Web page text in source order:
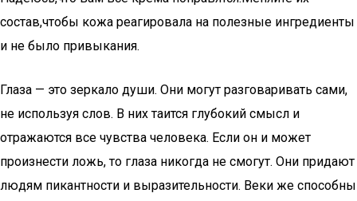
состав,чтобы кожа реагировала на полезные ингредиенты
и не было привыкания.
Глаза — это зеркало души. Они могут разговаривать сами,
не используя слов. В них таится глубокий смысл и
отражаются все чувства человека. Если он и может
произнести ложь, то глаза никогда не смогут. Они придают
людям пикантности и выразительности. Веки же способны